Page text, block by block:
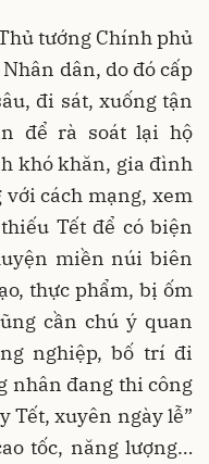
tướng Chính phủ
dân, do đó cấp
đi sát, xuống tận
để rà soát lại hộ
khó khăn, gia đình
cách mạng, xem
Tết để có biện
miền núi biên
thực phẩm, bị ốm
cần chú ý quan
nghiệp, bố trí đi
nhân đang thi công
Tết, xuyên ngày lễ”
tốc, năng lượng…